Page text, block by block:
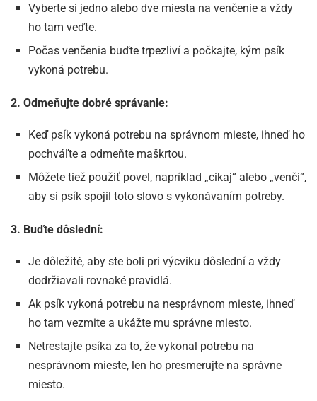
Vyberte si jedno alebo dve miesta na venčenie a vždy
ho tam veďte.
Počas venčenia buďte trpezliví a počkajte, kým psík
vykoná potrebu.
2. Odmeňujte dobré správanie:
Keď psík vykoná potrebu na správnom mieste, ihneď ho
pochváľte a odmeňte maškrtou.
Môžete tiež použiť povel, napríklad „cikaj“ alebo „venči“,
aby si psík spojil toto slovo s vykonávaním potreby.
3. Buďte dôslední:
Je dôležité, aby ste boli pri výcviku dôslední a vždy
dodržiavali rovnaké pravidlá.
Ak psík vykoná potrebu na nesprávnom mieste, ihneď
ho tam vezmite a ukážte mu správne miesto.
Netrestajte psíka za to, že vykonal potrebu na
nesprávnom mieste, len ho presmerujte na správne
miesto.